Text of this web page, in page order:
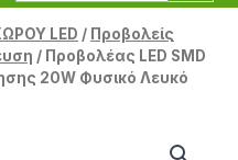
LED / Προβολείς
/ Προβολέας LED SMD
20W Φυσικό Λευκό